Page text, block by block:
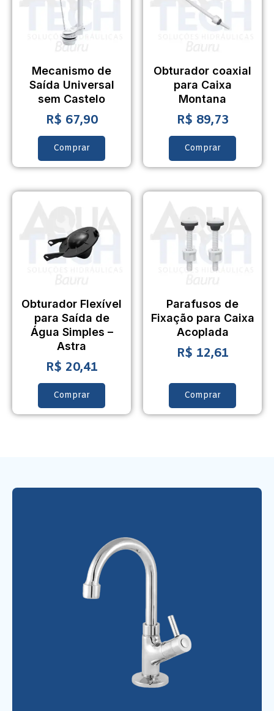
Mecanismo de
Saída Universal
sem Castelo
R$ 67,90
Comprar
Obturador coaxial
para Caixa
Montana
R$ 89,73
Comprar
Obturador Flexível
para Saída de
Água Simples –
Astra
R$ 20,41
Comprar
Parafusos de
Fixação para Caixa
Acoplada
R$ 12,61
Comprar